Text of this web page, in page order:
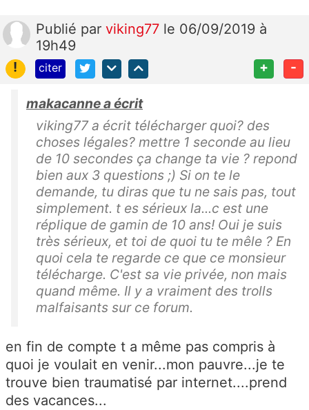
Publié par viking77 le 06/09/2019 à
19h49
!
citer + -
makacanne a écrit
viking77 a écrit télécharger quoi? des
choses légales? mettre 1 seconde au lieu
de 10 secondes ça change ta vie ? repond
bien aux 3 questions ;) Si on te le
demande, tu diras que tu ne sais pas, tout
simplement. t es sérieux la...c est une
réplique de gamin de 10 ans! Oui je suis
très sérieux, et toi de quoi tu te mêle ? En
quoi cela te regarde ce que ce monsieur
télécharge. C'est sa vie privée, non mais
quand même. Il y a vraiment des trolls
malfaisants sur ce forum.
en fin de compte t a même pas compris à
quoi je voulait en venir...mon pauvre...je te
trouve bien traumatisé par internet....prend
des vacances...